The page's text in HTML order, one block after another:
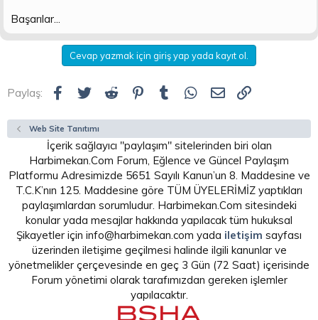
Başarılar...
Cevap yazmak için giriş yap yada kayıt ol.
Paylaş: Facebook
Twitter Reddit Pinterest
Tumblr WhatsApp
E-posta
Web Site Tanıtımı
İçerik sağlayıcı "paylaşım" sitelerinden biri olan
Harbimekan.Com Forum, Eğlence ve Güncel Paylaşım
Platformu Adresimizde 5651 Sayılı Kanun’un 8. Maddesine ve
T.C.K’nın 125. Maddesine göre TÜM ÜYELERİMİZ yaptıkları
paylaşımlardan sorumludur. Harbimekan.Com sitesindeki
konular yada mesajlar hakkında yapılacak tüm hukuksal
Şikayetler için info@harbimekan.com yada iletişim sayfası
üzerinden iletişime geçilmesi halinde ilgili kanunlar ve
yönetmelikler çerçevesinde en geç 3 Gün (72 Saat) içerisinde
Forum yönetimi olarak tarafımızdan gereken işlemler
yapılacaktır.